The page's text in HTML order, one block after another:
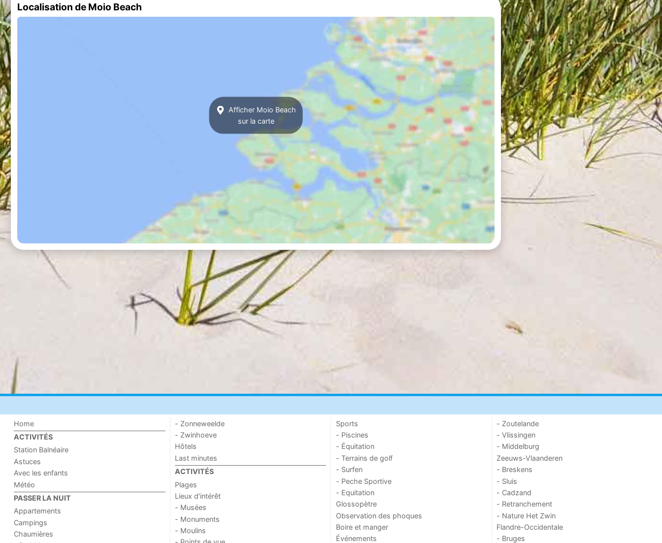
Localisation de Moio Beach
Afficher Moio Beach
sur la carte
Home
ACTIVITÉS
Station Balnéaire
Astuces
Avec les enfants
Météo
PASSER LA NUIT
Appartements
Campings
Chaumières
- Zonneweelde
- Zwinhoeve
Hôtels
Last minutes
ACTIVITÉS
Plages
Lieux d'intérêt
- Musées
- Monuments
- Moulins
Sports
- Piscines
- Équitation
- Terrains de golf
- Surfen
- Peche Sportive
- Equitation
Glossopètre
Observation des phoques
Boire et manger
Événements
- Zoutelande
- Vlissingen
- Middelburg
Zeeuws-Vlaanderen
- Breskens
- Sluis
- Cadzand
- Retranchement
- Nature Het Zwin
Flandre-Occidentale
- Bruges